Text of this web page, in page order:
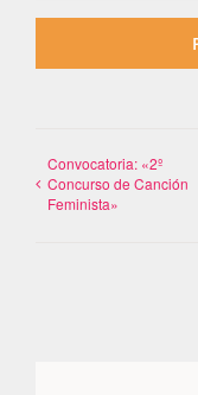
Convocatoria: «2º
Concurso de Canción
Feminista»